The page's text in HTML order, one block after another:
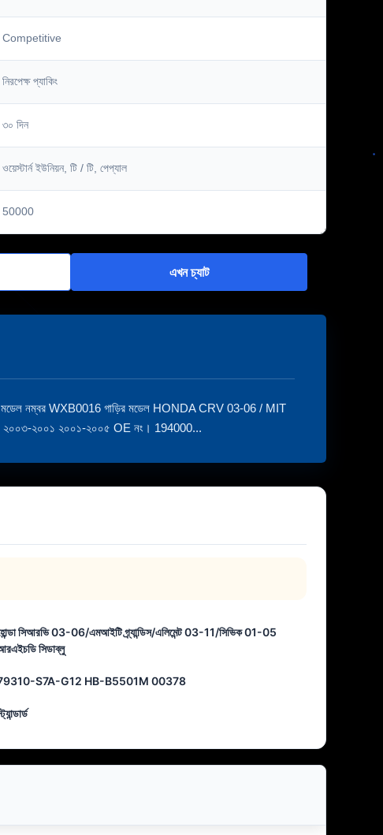
Competitive
নিরপেক্ষ প্যাকিং
৩০ দিন
ওয়েস্টার্ন ইউনিয়ন, টি / টি, পেপ্যাল
50000
এখন চ্যাট
নম্বর WXB0016 গাড়ির মডেল HONDA CRV 03-06 / MIT
২০০৩-২০০১ ২০০১-২০০৫ OE নং। 194000...
সিআরভি 03-06/এমআইটি গ্র্যান্ডিস/এলিমেন্ট 03-11/সিভিক 01-05
সিডাব্লু
S7A-G12 HB-B5501M 00378